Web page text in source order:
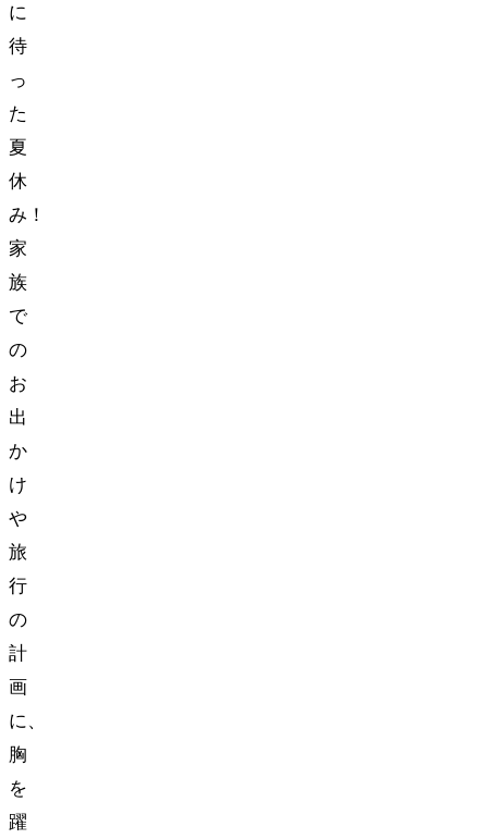
に
待
っ
た
夏
休
み！
家
族
で
の
お
出
か
け
や
旅
行
の
計
画
に、
胸
を
躍